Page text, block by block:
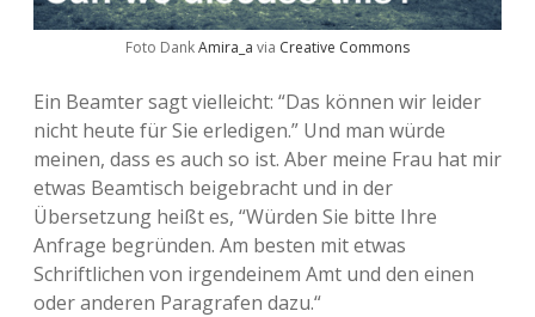
Foto DankAmira_a via Creative Commons
Ein Beamter sagt vielleicht: “Das können wir leider
nicht heute für Sie erledigen.” Und man würde
meinen, dass es auch so ist. Aber meine Frau hat mir
etwas Beamtisch beigebracht und in der
Übersetzung heißt es, “Würden Sie bitte Ihre
Anfrage begründen. Am besten mit etwas
Schriftlichen von irgendeinem Amt und den einen
oder anderen Paragrafen dazu.“